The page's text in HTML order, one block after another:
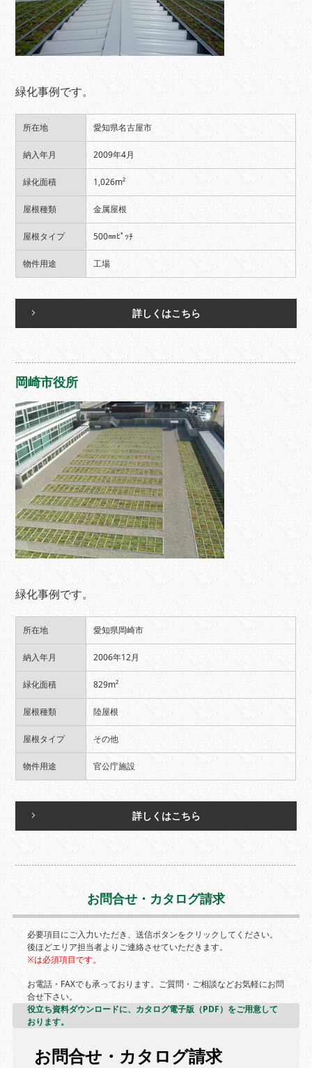
緑化事例です。
所在地 愛知県名古屋市
納入年月 2009年4月
緑化面積 1,026m²
屋根種類 金属屋根
屋根タイプ 500㎜ﾋﾟｯﾁ
物件用途 工場
詳しくはこちら
岡崎市役所
緑化事例です。
所在地 愛知県岡崎市
納入年月 2006年12月
緑化面積 829m²
屋根種類 陸屋根
屋根タイプ その他
物件用途 官公庁施設
詳しくはこちら
お問合せ・カタログ請求
必要項目にご入力いただき、送信ボタンをクリックしてください。
後ほどエリア担当者よりご連絡させていただきます。
※は必須項目です。
お電話・FAXでも承っております。ご質問・ご相談などお気軽にお問
合せ下さい。
役立ち資料ダウンロードに、カタログ電子版（PDF）をご用意して
おります。
お問合せ・カタログ請求